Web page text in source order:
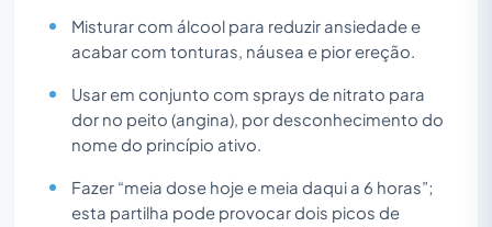
Misturar com álcool para reduzir ansiedade e
acabar com tonturas, náusea e pior ereção.
Usar em conjunto com sprays de nitrato para
dor no peito (angina), por desconhecimento do
nome do princípio ativo.
Fazer “meia dose hoje e meia daqui a 6 horas”;
esta partilha pode provocar dois picos de